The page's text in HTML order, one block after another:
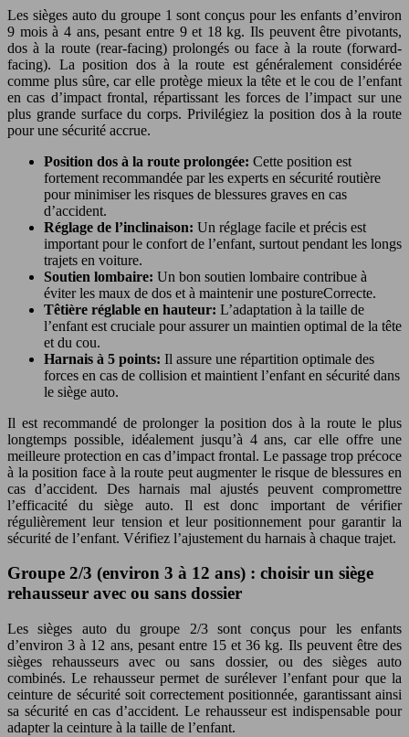
Les sièges auto du groupe 1 sont conçus pour les enfants d’environ
9 mois à 4 ans, pesant entre 9 et 18 kg. Ils peuvent être pivotants,
dos à la route (rear-facing) prolongés ou face à la route (forward-
facing). La position dos à la route est généralement considérée
comme plus sûre, car elle protège mieux la tête et le cou de l’enfant
en cas d’impact frontal, répartissant les forces de l’impact sur une
plus grande surface du corps. Privilégiez la position dos à la route
pour une sécurité accrue.
Position dos à la route prolongée: Cette position est
fortement recommandée par les experts en sécurité routière
pour minimiser les risques de blessures graves en cas
d’accident.
Réglage de l’inclinaison: Un réglage facile et précis est
important pour le confort de l’enfant, surtout pendant les longs
trajets en voiture.
Soutien lombaire: Un bon soutien lombaire contribue à
éviter les maux de dos et à maintenir une postureCorrecte.
Têtière réglable en hauteur: L’adaptation à la taille de
l’enfant est cruciale pour assurer un maintien optimal de la tête
et du cou.
Harnais à 5 points: Il assure une répartition optimale des
forces en cas de collision et maintient l’enfant en sécurité dans
le siège auto.
Il est recommandé de prolonger la position dos à la route le plus
longtemps possible, idéalement jusqu’à 4 ans, car elle offre une
meilleure protection en cas d’impact frontal. Le passage trop précoce
à la position face à la route peut augmenter le risque de blessures en
cas d’accident. Des harnais mal ajustés peuvent compromettre
l’efficacité du siège auto. Il est donc important de vérifier
régulièrement leur tension et leur positionnement pour garantir la
sécurité de l’enfant. Vérifiez l’ajustement du harnais à chaque trajet.
Groupe 2/3 (environ 3 à 12 ans) : choisir un siège
rehausseur avec ou sans dossier
Les sièges auto du groupe 2/3 sont conçus pour les enfants
d’environ 3 à 12 ans, pesant entre 15 et 36 kg. Ils peuvent être des
sièges rehausseurs avec ou sans dossier, ou des sièges auto
combinés. Le rehausseur permet de surélever l’enfant pour que la
ceinture de sécurité soit correctement positionnée, garantissant ainsi
sa sécurité en cas d’accident. Le rehausseur est indispensable pour
adapter la ceinture à la taille de l’enfant.